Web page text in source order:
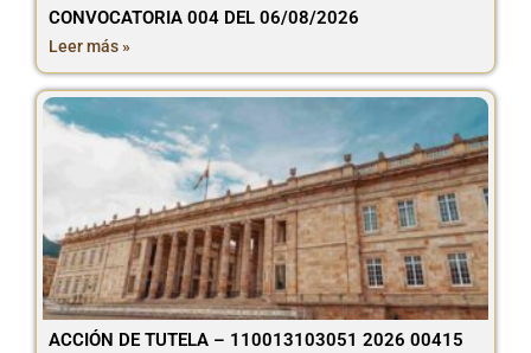
CONVOCATORIA 004 DEL 06/08/2026
Leer más »
ACCIÓN DE TUTELA – 110013103051 2026 00415